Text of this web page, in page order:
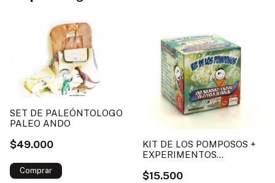
SET DE PALEÓNTOLOGO
PALEO ANDO
$49.000
KIT DE LOS POMPOSOS +
EXPERIMENTOS
$15.500